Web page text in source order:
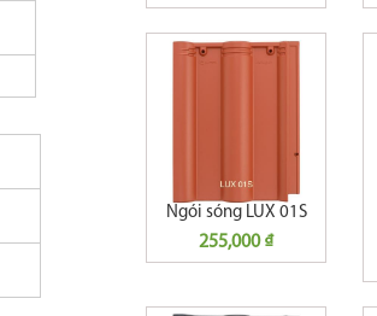
Ngói sóng LUX 01S
255,000 ₫